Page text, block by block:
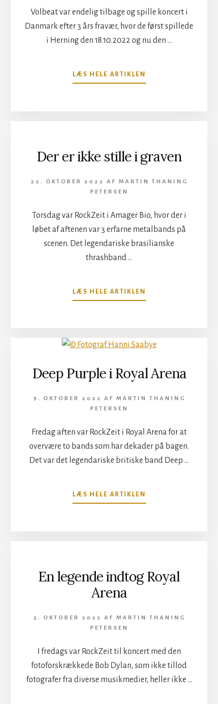
Volbeat var endelig tilbage og spille koncert i
Danmark efter 3 års fravær, hvor de først spillede
i Herning den 18.10.2022 og nu den …
LÆS HELE ARTIKLEN
HJÆLPELØST
Der er ikke stille i graven
22. OKTOBER 2022 AF MARTIN THANING
PETERSEN
Torsdag var RockZeit i Amager Bio, hvor der i
løbet af aftenen var 3 erfarne metalbands på
scenen. Det legendariske brasilianske
thrashband …
LÆS HELE ARTIKLEN
DER
I
Deep Purple i Royal Arena
9. OKTOBER 2022 AF MARTIN THANING
PETERSEN
Fredag aften var RockZeit i Royal Arena for at
overvære to bands som har dekader på bagen.
Det var det legendariske britiske band Deep …
LÆS HELE ARTIKLEN
DEEP
En legende indtog Royal
Arena
3. OKTOBER 2022 AF MARTIN THANING
PETERSEN
I fredags var RockZeit til koncert med den
fotoforskrækkede Bob Dylan, som ikke tillod
fotografer fra diverse musikmedier, heller ikke …